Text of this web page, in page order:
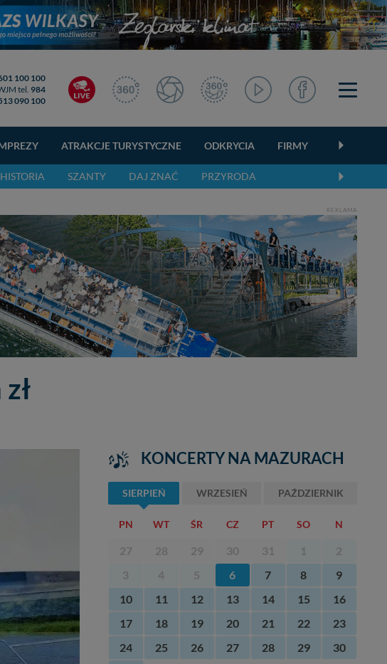
100 100
tel. 984
090 100
ATRAKCJE TURYSTYCZNE ODKRYCIA FIRMY
HISTORIA SZANTY DAJ ZNAĆ PRZYRODA
REKLAMA
KONCERTY NA MAZURACH
SIERPIEŃ WRZESIEŃ PAŹDZIERNIK
PN WT ŚR CZ PT SO N
27 28 29 30 31 1
2
3
4 5 6 7 8
9
10
11 12 13 14 15
16
17
18 19 20 21 22
23
24
25 26 27 28 29
30